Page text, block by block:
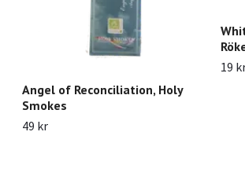
Angel of Reconciliation, Holy
Smokes
49 kr
19